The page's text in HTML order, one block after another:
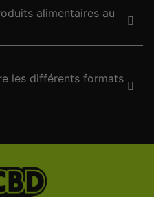
alimentaires au
les différents formats